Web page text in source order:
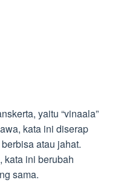
yaitu “vinaala”
kata ini diserap
atau jahat.
kata ini berubah
sama.